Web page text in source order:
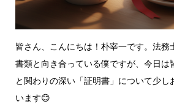
皆さん、こんにちは！朴宰一です。法務
書類と向き合っている僕ですが、今日は
と関わりの深い「証明書」について少し
います😊